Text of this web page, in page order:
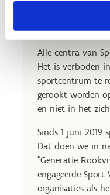
Generatie
Alle centra van
Het is verboden
sportcentrum te
gerookt worden
en niet in het
Sinds 1 juni 2019
Dat doen we in
"Generatie
engageerde Sport
organisaties als